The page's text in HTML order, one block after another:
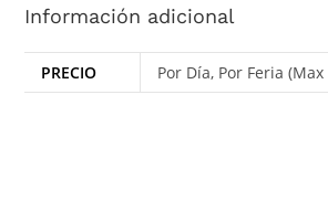
Información adicional
PRECIO Por Día, Por Feria